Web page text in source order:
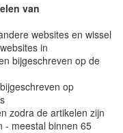
van
websites en wissel
in
bijgeschreven op de
op
zodra de artikelen zijn
- meestal binnen 65